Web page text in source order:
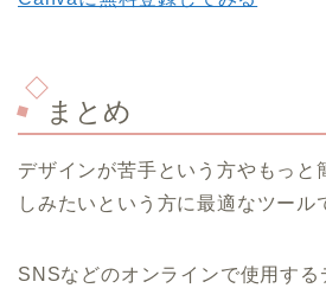
まとめ
デザインが苦手という方やもっと
しみたいという方に最適なツール
SNSなどのオンラインで使用する